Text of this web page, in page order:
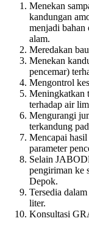
Menekan
kandungan
menjadi bahan
alam.
Meredakan
Menekan
pencemar)
Mengontrol
Meningkatkan
terhadap air
Mengurangi
terkandung
Mencapai
parameter
Selain
pengiriman ke
Depok.
Tersedia
liter.
Konsultasi